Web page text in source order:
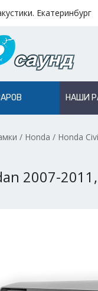
Екатеринбург
НАШИ
/ Honda / Honda
2007-